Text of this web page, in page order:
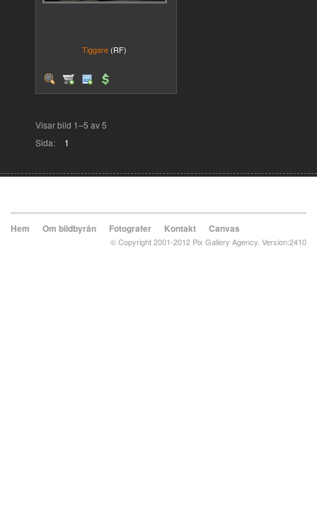
Tiggare (RF)
Visar bild 1–5 av 5
Sida:
1
Hem Om bildbyrån Fotografer Kontakt Canvas
© Copyright 2001-2012 Pix Gallery Agency. Version:2410